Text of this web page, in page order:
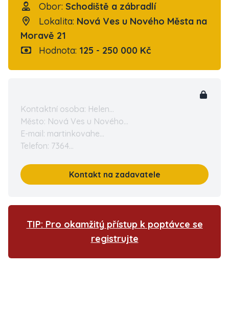
Obor: Schodiště a zábradlí
Lokalita: Nová Ves u Nového Města na
Moravě 21
Hodnota: 125 - 250 000 Kč
Kontaktní osoba: Helen...
Město: Nová Ves u Nového...
E-mail: martinkovahe...
Telefon: 7364...
Kontakt na zadavatele
TIP: Pro okamžitý přístup k poptávce se
registrujte